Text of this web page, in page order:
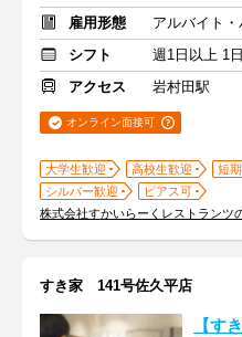
雇用形態
アルバイト・
シフト
週1日以上 1
アクセス
岩村田駅
オンライン面接可
大学生歓迎 高校生歓迎
短
シルバー歓迎
ピアス可
株式会社すかいらーくレストランツ
すき家 141号佐久平店
【す